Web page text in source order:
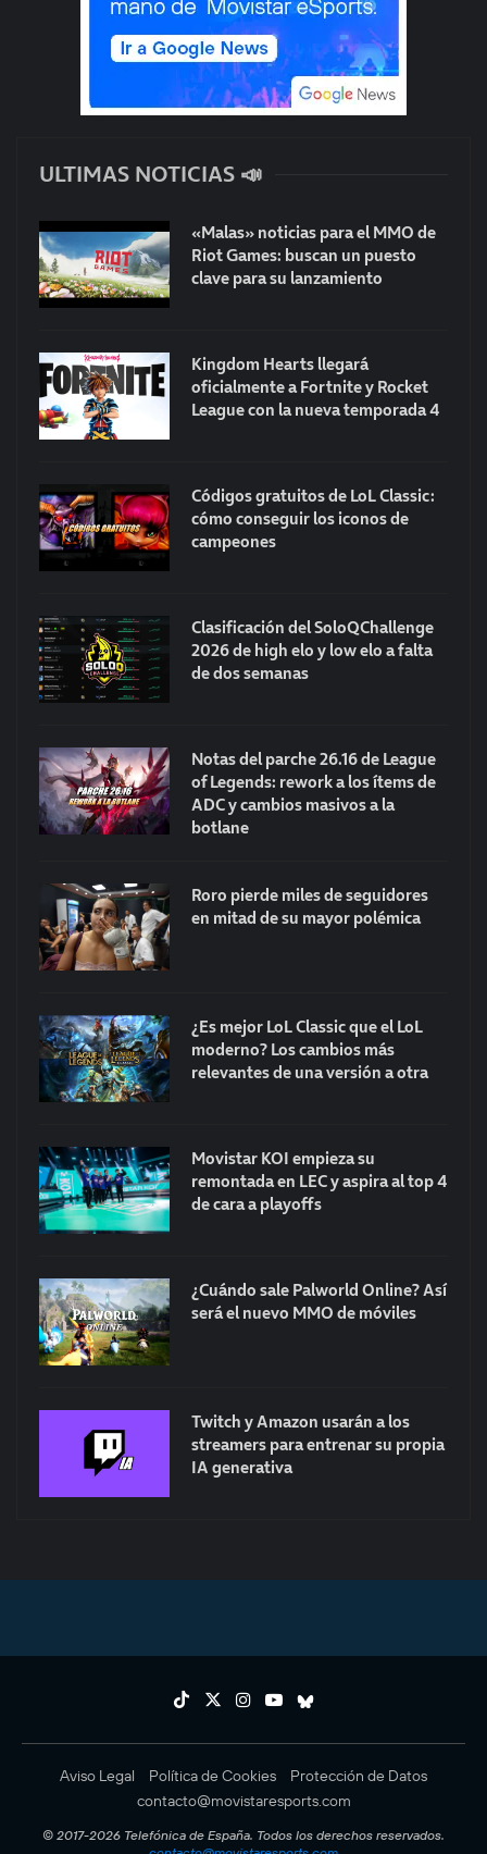
ULTIMAS NOTICIAS 📣
«Malas» noticias para el MMO de
Riot Games: buscan un puesto
clave para su lanzamiento
Kingdom Hearts llegará
oficialmente a Fortnite y Rocket
League con la nueva temporada 4
Códigos gratuitos de LoL Classic:
cómo conseguir los iconos de
campeones
Clasificación del SoloQChallenge
2026 de high elo y low elo a falta
de dos semanas
Notas del parche 26.16 de League
of Legends: rework a los ítems de
ADC y cambios masivos a la
botlane
Roro pierde miles de seguidores
en mitad de su mayor polémica
¿Es mejor LoL Classic que el LoL
moderno? Los cambios más
relevantes de una versión a otra
Movistar KOI empieza su
remontada en LEC y aspira al top 4
de cara a playoffs
¿Cuándo sale Palworld Online? Así
será el nuevo MMO de móviles
Twitch y Amazon usarán a los
streamers para entrenar su propia
IA generativa
Aviso Legal Política de Cookies
Protección de Datos
contacto@movistaresports.com
© 2017-2026 Telefónica de España. Todos los derechos reservados.